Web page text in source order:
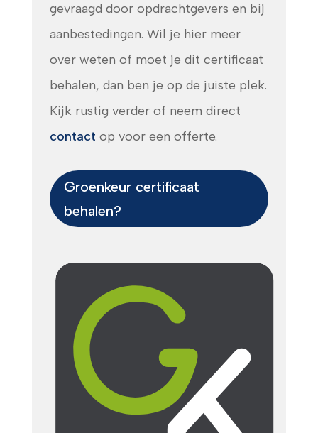
gevraagd door opdrachtgevers en bij
aanbestedingen. Wil je hier meer
over weten of moet je dit certificaat
behalen, dan ben je op de juiste plek.
Kijk rustig verder of neem direct
contact op voor een offerte.
Groenkeur certificaat
behalen?